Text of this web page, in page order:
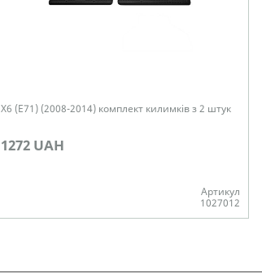
X6 (E71) (2008-2014) комплект килимків з 2 штук
1272 UAH
Артикул
1027012